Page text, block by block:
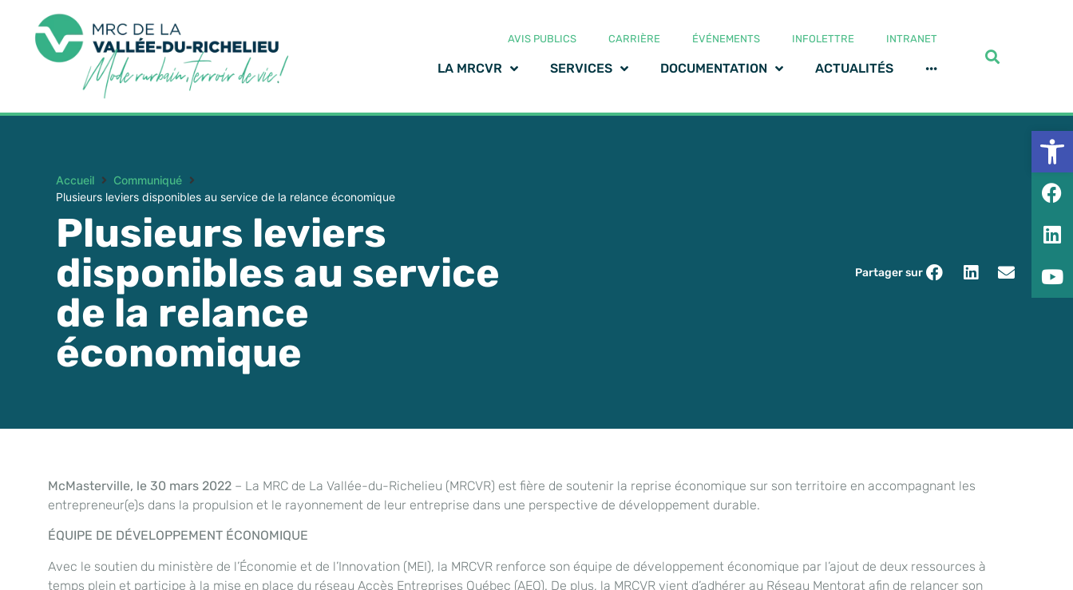
AVIS PUBLICS CARRIÈRE ÉVÉNEMENTS INFOLETTRE INTRANET
LA MRCVR SERVICES DOCUMENTATION ACTUALITÉS ···
Accueil
Communiqué
Plusieurs leviers disponibles au service de la relance économique
Plusieurs leviers
disponibles au service
de la relance
économique
Partager sur
McMasterville, le 30 mars 2022 – La MRC de La Vallée-du-Richelieu (MRCVR) est fière de soutenir la reprise économique sur son territoire en accompagnant les
entrepreneur(e)s dans la propulsion et le rayonnement de leur entreprise dans une perspective de développement durable.
ÉQUIPE DE DÉVELOPPEMENT ÉCONOMIQUE
Avec le soutien du ministère de l’Économie et de l’Innovation (MEI), la MRCVR renforce son équipe de développement économique par l’ajout de deux ressources à
temps plein et participe à la mise en place du réseau Accès Entreprises Québec (AEQ). De plus, la MRCVR vient d’adhérer au Réseau Mentorat afin de relancer son